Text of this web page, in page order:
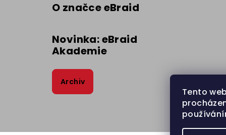
Tento
O značce eBraid
Novinka: eBraid
Akademie
Archiv